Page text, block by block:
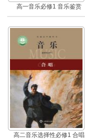
高一音乐必修1 音乐鉴赏
高二音乐选择性必修1 合唱